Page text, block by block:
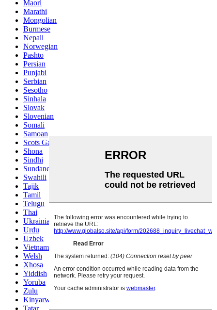
Maori
Marathi
Mongolian
Burmese
Nepali
Norwegian
Pashto
Persian
Punjabi
Serbian
Sesotho
Sinhala
Slovak
Slovenian
Somali
Samoan
Scots Gaelic
Shona
Sindhi
Sundanese
Swahili
Tajik
Tamil
Telugu
Thai
Ukrainian
Urdu
Uzbek
Vietnamese
Welsh
Xhosa
Yiddish
Yoruba
Zulu
Kinyarwanda
Tatar